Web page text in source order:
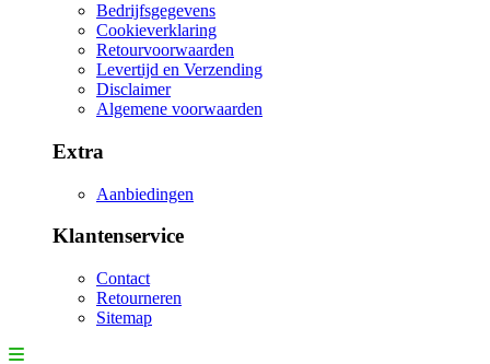
Bedrijfsgegevens
Cookieverklaring
Retourvoorwaarden
Levertijd en Verzending
Disclaimer
Algemene voorwaarden
Extra
Aanbiedingen
Klantenservice
Contact
Retourneren
Sitemap